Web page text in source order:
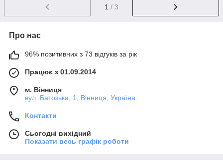
1 / 3
Про нас
96% позитивних з 73 відгуків за рік
Працює з 01.09.2014
м. Вінниця
вул. Батозька, 1, Вінниця, Україна
Контакти
Сьогодні вихідний
Показати весь графік роботи